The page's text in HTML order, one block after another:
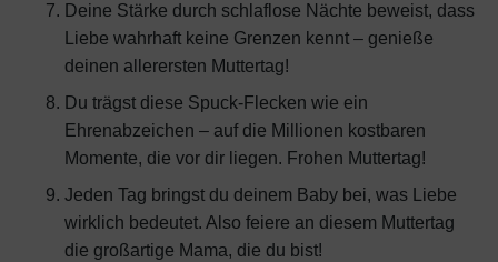
Deine Stärke durch schlaflose Nächte beweist, dass
Liebe wahrhaft keine Grenzen kennt – genieße
deinen allerersten Muttertag!
Du trägst diese Spuck-Flecken wie ein
Ehrenabzeichen – auf die Millionen kostbaren
Momente, die vor dir liegen. Frohen Muttertag!
Jeden Tag bringst du deinem Baby bei, was Liebe
wirklich bedeutet. Also feiere an diesem Muttertag
die großartige Mama, die du bist!